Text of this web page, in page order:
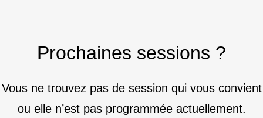
Prochaines sessions ?
Vous ne trouvez pas de session qui vous convient
ou elle n’est pas programmée actuellement.